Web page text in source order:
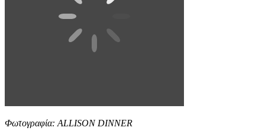
Φωτογραφία: ALLISON DINNER